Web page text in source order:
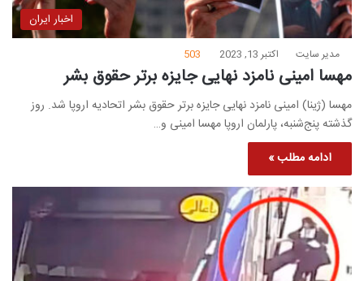
اخبار ایران
مدیر سایت اکتبر 13, 2023 503
مهسا امینی نامزد نهایی جایزه برتر حقوق بشر
مهسا (ژینا) امینی نامزد نهایی جایزه برتر حقوق بشر اتحادیه اروپا شد. روز
گذشته پنج‌شنبه، پارلمان اروپا مهسا امینی و…
ادامه مطلب »